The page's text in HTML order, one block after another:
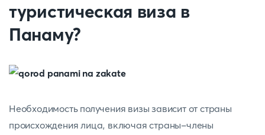
туристическая виза в
Панаму?
Необходимость получения визы зависит от страны
происхождения лица, включая страны-члены